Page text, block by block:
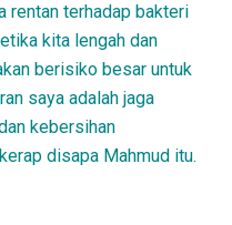
rentan terhadap bakteri
kita lengah dan
berisiko besar untuk
saya adalah jaga
kebersihan
disapa Mahmud itu.